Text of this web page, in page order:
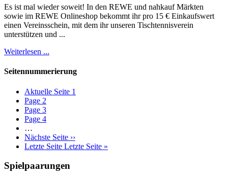
Es ist mal wieder soweit! In den REWE und nahkauf Märkten
sowie im REWE Onlineshop bekommt ihr pro 15 € Einkaufswert
einen Vereinsschein, mit dem ihr unseren Tischtennisverein
unterstützen und ...
Weiterlesen ...
Seitennummerierung
Aktuelle Seite 1
Page 2
Page 3
Page 4
…
Nächste Seite ››
Letzte Seite Letzte Seite »
Spielpaarungen